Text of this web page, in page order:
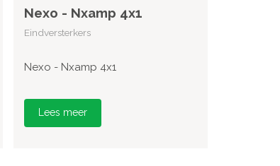
Nexo - Nxamp 4x1
Eindversterkers
Nexo - Nxamp 4x1
Lees meer